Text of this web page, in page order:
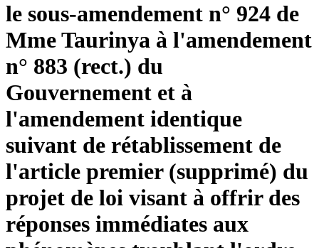
le sous-amendement n° 924 de
Mme Taurinya à l'amendement
n° 883 (rect.) du
Gouvernement et à
l'amendement identique
suivant de rétablissement de
l'article premier (supprimé) du
projet de loi visant à offrir des
réponses immédiates aux